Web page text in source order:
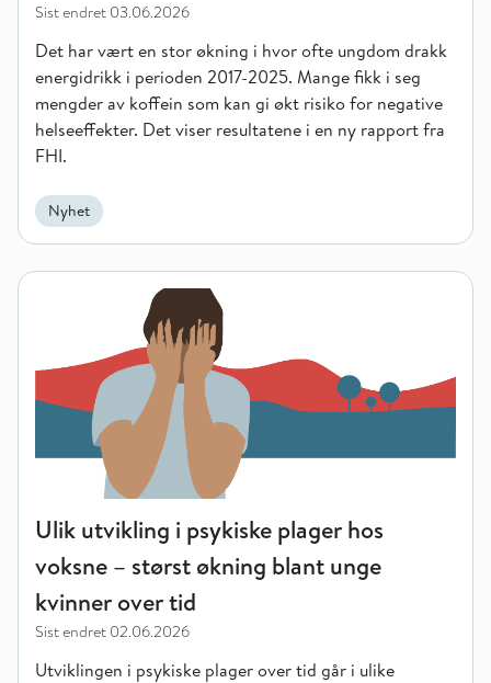
Sist endret 03.06.2026
Det har vært en stor økning i hvor ofte ungdom drakk
energidrikk i perioden 2017-2025. Mange fikk i seg
mengder av koffein som kan gi økt risiko for negative
helseeffekter. Det viser resultatene i en ny rapport fra
FHI.
Nyhet
Ulik utvikling i psykiske plager hos voksne – størst økning
Ulik utvikling i psykiske plager hos
voksne – størst økning blant unge
kvinner over tid
Sist endret 02.06.2026
Utviklingen i psykiske plager over tid går i ulike